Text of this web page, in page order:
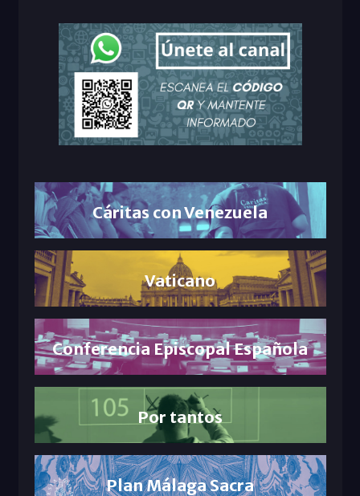
Cáritas con Venezuela
Vaticano
Conferencia Episcopal Española
Por tantos
Plan Málaga Sacra